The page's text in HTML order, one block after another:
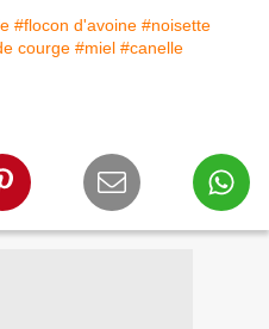
#flocon d'avoine #noisette
courge #miel #canelle